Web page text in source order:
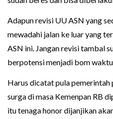
Adapun revisi UU ASN yang
mewadahi jalan ke luar yang
ASN ini. Jangan revisi tambal
berpotensi menjadi bom
Harus dicatat pula pemerintah
surga di masa Kemenpan RB
itu tenaga honor dijanjikan